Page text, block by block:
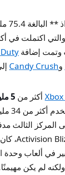
مليار دولار** على
وتمت إضافة
وCandy Crush
أكثر من 5 مليارات دولار
الثالث
في ألعاب وحدة
لم يكن